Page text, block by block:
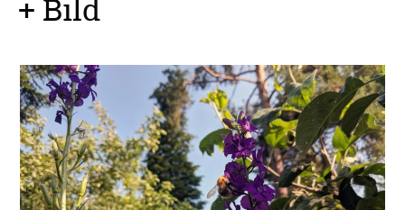
+ Bild